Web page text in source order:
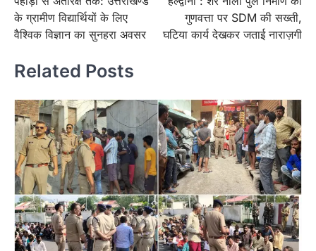
navigation
के ग्रामीण विद्यार्थियों के लिए
वैश्विक विज्ञान का सुनहरा अवसर
गुणवत्ता पर SDM की सख्ती,
घटिया कार्य देखकर जताई नाराज़गी
Related Posts